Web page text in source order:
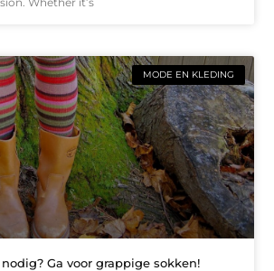
MODE EN KLEDING
Ga voor grappige sokken!